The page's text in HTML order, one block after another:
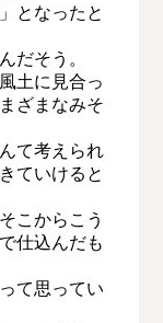
となったと
だそう。
土に見合っ
ざまなみそ
て考えられ
ていけると
こからこう
仕込んだも
て思ってい